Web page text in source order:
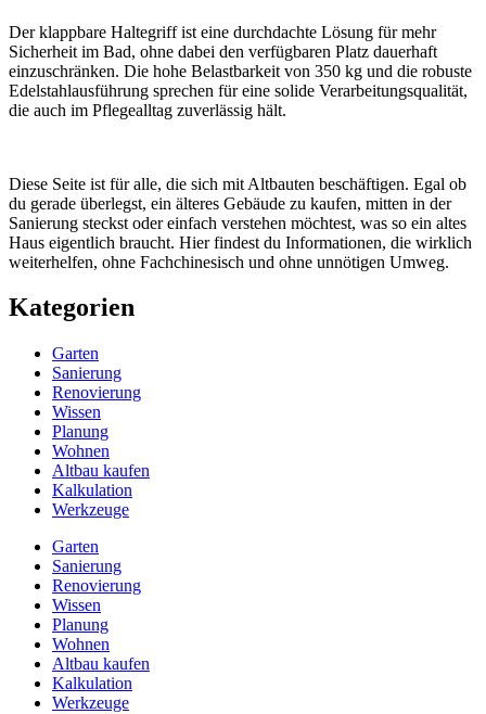
Der klappbare Haltegriff ist eine durchdachte Lösung für mehr
Sicherheit im Bad, ohne dabei den verfügbaren Platz dauerhaft
einzuschränken. Die hohe Belastbarkeit von 350 kg und die robuste
Edelstahlausführung sprechen für eine solide Verarbeitungsqualität,
die auch im Pflegealltag zuverlässig hält.
Diese Seite ist für alle, die sich mit Altbauten beschäftigen. Egal ob
du gerade überlegst, ein älteres Gebäude zu kaufen, mitten in der
Sanierung steckst oder einfach verstehen möchtest, was so ein altes
Haus eigentlich braucht. Hier findest du Informationen, die wirklich
weiterhelfen, ohne Fachchinesisch und ohne unnötigen Umweg.
Kategorien
Garten
Sanierung
Renovierung
Wissen
Planung
Wohnen
Altbau kaufen
Kalkulation
Werkzeuge
Garten
Sanierung
Renovierung
Wissen
Planung
Wohnen
Altbau kaufen
Kalkulation
Werkzeuge